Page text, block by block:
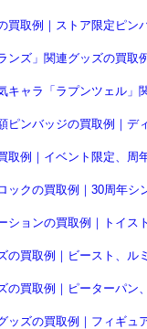
買取例｜ストア限定ピン
ンズ」関連グッズの買
キャラ「ラプンツェル
ピンバッジの買取例｜デ
取例｜イベント限定、周
ックの買取例｜30周年
ションの買取例｜トイ
の買取例｜ビースト、ル
の買取例｜ピーターパン
ッズの買取例｜フィギ